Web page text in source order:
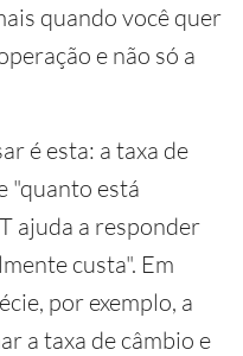
quando você quer
e não só a
é esta: a taxa de
"quanto está
ajuda a responder
custa". Em
por exemplo, a
a taxa de câmbio e